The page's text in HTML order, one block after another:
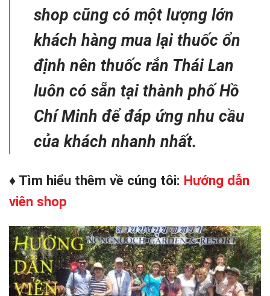
shop cũng có một lượng lớn
khách hàng mua lại thuốc ổn
định nên thuốc rắn Thái Lan
luôn có sẵn tại thành phố Hồ
Chí Minh để đáp ứng nhu cầu
của khách nhanh nhất.
♦ Tìm hiểu thêm về cúng tôi: Hướng dẫn
viên shop